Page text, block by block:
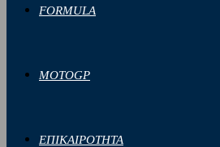
FORMULA
MOTOGP
ΕΠΙΚΑΙΡΟΤΗΤΑ